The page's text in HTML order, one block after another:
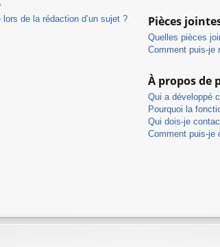
de la rédaction d’un sujet ?
Pièces
Quelles pièces
Comment puis-je
À propos de
Qui a développé
Pourquoi la
Qui dois-je
Comment puis-je